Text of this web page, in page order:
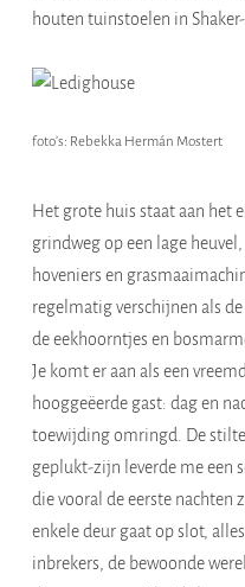
houten tuinstoelen in Shaker-
foto’s: Rebekka Hermán Mostert
Het grote huis staat aan het
grindweg op een lage
hoveniers en
regelmatig verschijnen als
de eekhoorntjes en
Je komt er aan als een
hooggeëerde gast: dag en
toewijding omringd. De
geplukt-zijn leverde me een
die vooral de eerste nachten
enkele deur gaat op slot,
inbrekers, de bewoonde